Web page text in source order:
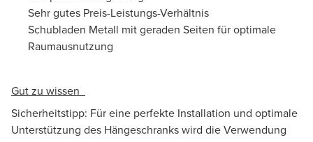
Sehr gutes Preis-Leistungs-Verhältnis
Schubladen Metall mit geraden Seiten für optimale
Raumausnutzung
Gut zu wissen
Sicherheitstipp: Für eine perfekte Installation und optimale
Unterstützung des Hängeschranks wird die Verwendung